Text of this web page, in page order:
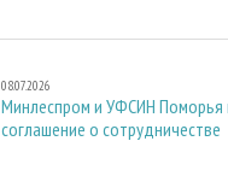
08.07.2026
Минлеспром и УФСИН Поморья
соглашение о сотрудничестве